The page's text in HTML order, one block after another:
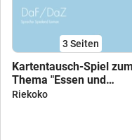
3 Seiten
Kartentausch-Spiel
Thema "Essen und
Trinken" (pdf)
Riekoko